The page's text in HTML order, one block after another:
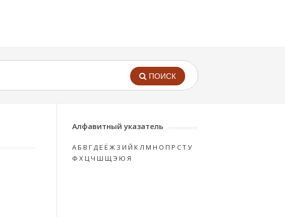
ПОИСК
Алфавитный указатель
АБ В ГДЕ Ё Ж З И Й КЛ М Н О П Р СТУ
Ф ХЦЧ Ш Щ Э Ю Я